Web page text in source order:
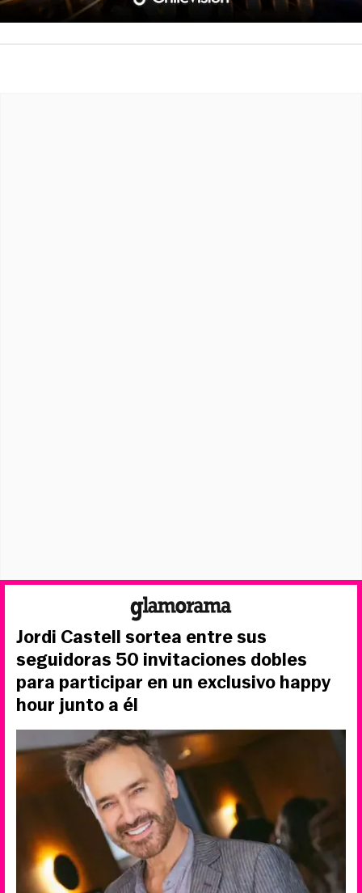
Jordi Castell sortea entre sus
seguidoras 50 invitaciones dobles
para participar en un exclusivo happy
hour junto a él